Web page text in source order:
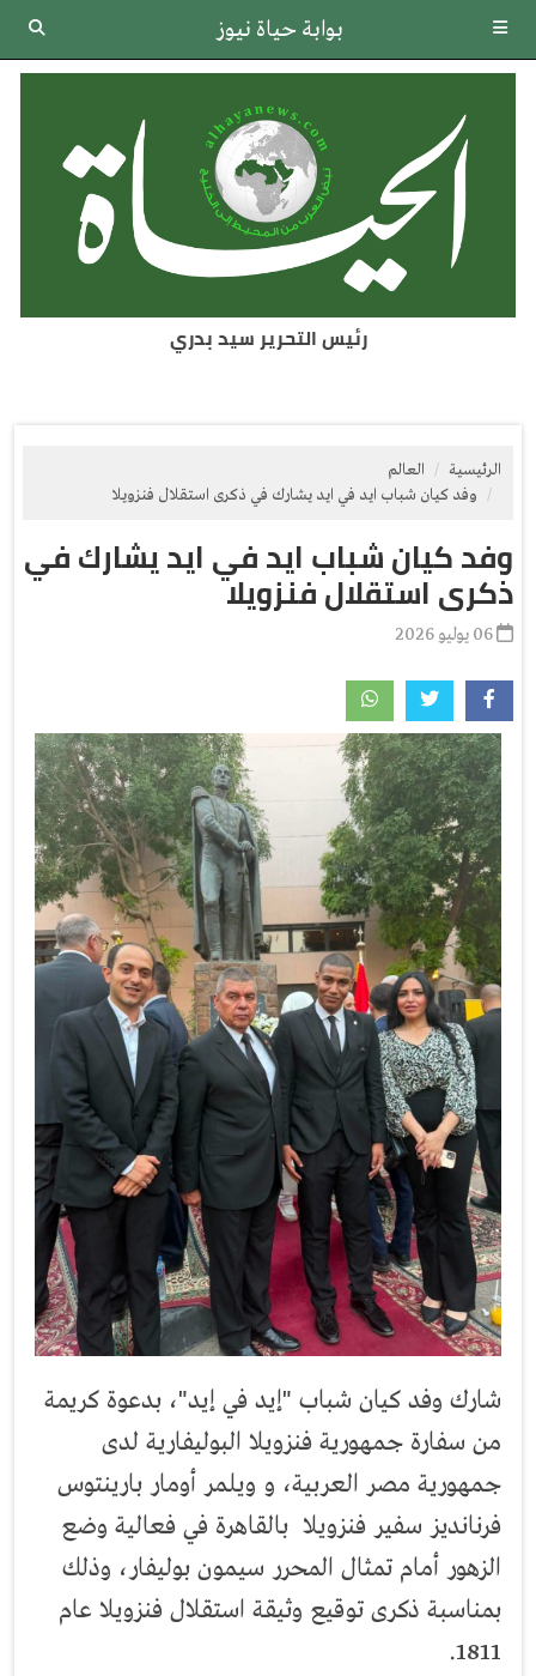
بوابة حياة نيوز
رئيس التحرير سيد بدري
الرئيسية
العالم
وفد كيان شباب ايد في ايد يشارك في ذكرى استقلال فنزويلا
وفد كيان شباب ايد في ايد يشارك في
ذكرى استقلال فنزويلا
شارك وفد كيان شباب "إيد في إيد"، بدعوة كريمة
من سفارة جمهورية فنزويلا البوليفارية لدى
جمهورية مصر العربية، و ويلمر أومار بارينتوس
فرنانديز سفير فنزويلا بالقاهرة في فعالية وضع
الزهور أمام تمثال المحرر سيمون بوليفار، وذلك
بمناسبة ذكرى توقيع وثيقة استقلال فنزويلا عام
1811.